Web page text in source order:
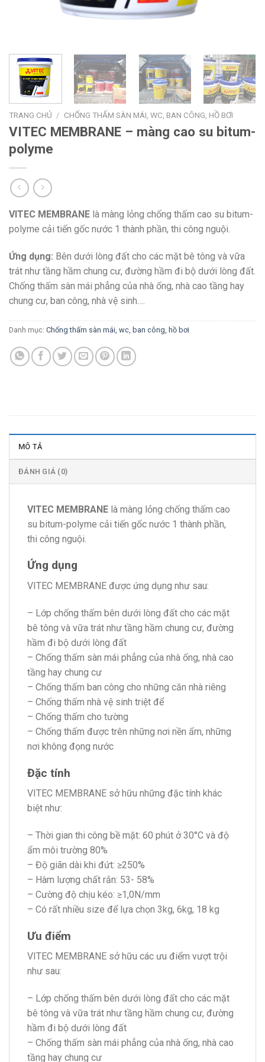
TRANG CHỦ / CHỐNG THẤM SÀN MÁI, WC, BAN CÔNG, HỒ BƠI
VITEC MEMBRANE – màng cao su bitum-
polyme
VITEC MEMBRANE là màng lỏng chống thấm cao su bitum-
polyme cải tiến gốc nước 1 thành phần, thi công nguội.
Ứng dụng: Bên dưới lòng đất cho các mặt bê tông và vữa
trát như tầng hầm chung cư, đường hầm đi bộ dưới lòng đất.
Chống thấm sàn mái phẳng của nhà ống, nhà cao tầng hay
chung cư, ban công, nhà vệ sinh….
Danh mục: Chống thấm sàn mái, wc, ban công, hồ bơi
MÔ TẢ
ĐÁNH GIÁ (0)
VITEC MEMBRANE là màng lỏng chống thấm cao
su bitum-polyme cải tiến gốc nước 1 thành phần,
thi công nguội.
Ứng dụng
VITEC MEMBRANE được ứng dụng như sau:
– Lớp chống thấm bên dưới lòng đất cho các mặt
bê tông và vữa trát như tầng hầm chung cư, đường
hầm đi bộ dưới lòng đất
– Chống thấm sàn mái phẳng của nhà ống, nhà cao
tầng hay chung cư
– Chống thấm ban công cho những căn nhà riêng
– Chống thấm nhà vệ sinh triệt để
– Chống thấm cho tường
– Chống thấm được trên những nơi nền ẩm, những
nơi không đọng nước
Đặc tính
VITEC MEMBRANE sở hữu những đặc tính khác
biệt như:
– Thời gian thi công bề mặt: 60 phút ở 30°C và độ
ẩm môi trường 80%
– Độ giãn dài khi đứt: ≥250%
– Hàm lượng chất rắn: 53- 58%
– Cường độ chịu kéo: ≥1,0N/mm
– Có rất nhiều size để lựa chọn 3kg, 6kg, 18 kg
Ưu điểm
VITEC MEMBRANE sở hữu các ưu điểm vượt trội
như sau:
– Lớp chống thấm bên dưới lòng đất cho các mặt
bê tông và vữa trát như tầng hầm chung cư, đường
hầm đi bộ dưới lòng đất
– Chống thấm sàn mái phẳng của nhà ống, nhà cao
tầng hay chung cư